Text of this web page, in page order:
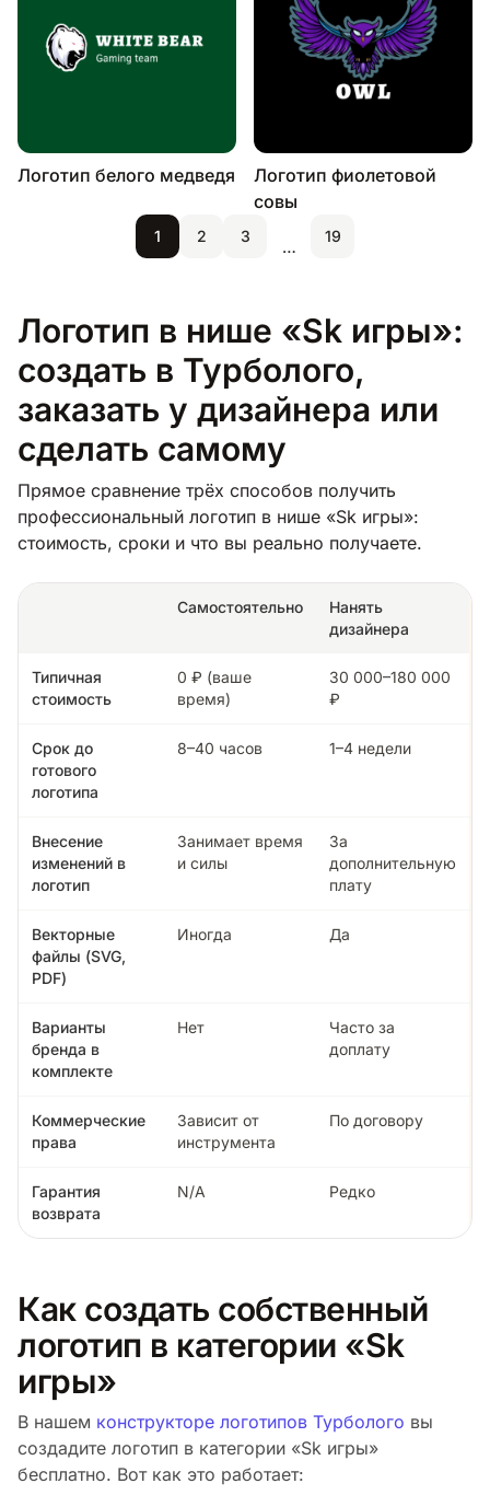
Логотип белого медведя
Логотип фиолетовой
совы
1 2 3
…
19
Логотип в нише «Sk игры»:
создать в Турболого,
заказать у дизайнера или
сделать самому
Прямое сравнение трёх способов получить
профессиональный логотип в нише «Sk игры»:
стоимость, сроки и что вы реально получаете.
Самостоятельно
Нанять
дизайнера
Типичная
стоимость
0 ₽ (ваше
время)
30 000–180 000
₽
Срок до
готового
логотипа
8–40 часов 1–4 недели
Внесение
изменений в
логотип
Занимает время
и силы
За
дополнительную
плату
Векторные
файлы (SVG,
PDF)
Иногда Да
Варианты
бренда в
комплекте
Нет
Часто за
доплату
Коммерческие
права
Зависит от
инструмента
По договору
Гарантия
возврата
N/A Редко
Как создать собственный
логотип в категории «Sk
игры»
В нашем конструкторе логотипов Турболого вы
создадите логотип в категории «Sk игры»
бесплатно. Вот как это работает: